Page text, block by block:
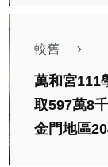
較舊
萬和宮111
取597萬8
金門地區